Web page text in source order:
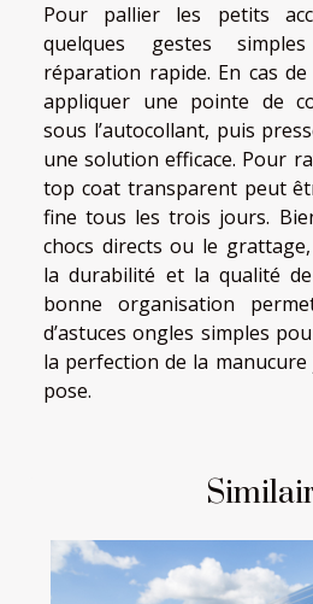
Pour pallier les petits
quelques gestes
réparation rapide. En cas
appliquer une pointe de
sous l’autocollant, puis
une solution efficace. Pour
top coat transparent peut
fine tous les trois jours.
chocs directs ou le
la durabilité et la qualité
bonne organisation
d’astuces ongles simples
la perfection de la manucure
pose.